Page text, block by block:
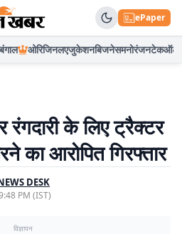
ePaper
ओरिजिनलएजुकेशनबिजनेसमनोरंजनटेकऑटो
रंगदारी के लिए ट्रैक्टर
का आरोपित गिरफ्तार
DESK
PM (IST)
विज्ञापन